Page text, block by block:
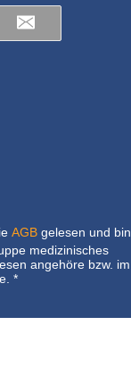
AGBgelesen und bin
medizinisches
angehöre bzw. im
*